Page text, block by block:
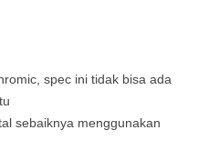
spec ini tidak bisa ada
sebaiknya menggunakan